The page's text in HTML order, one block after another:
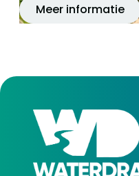
Meer informatie